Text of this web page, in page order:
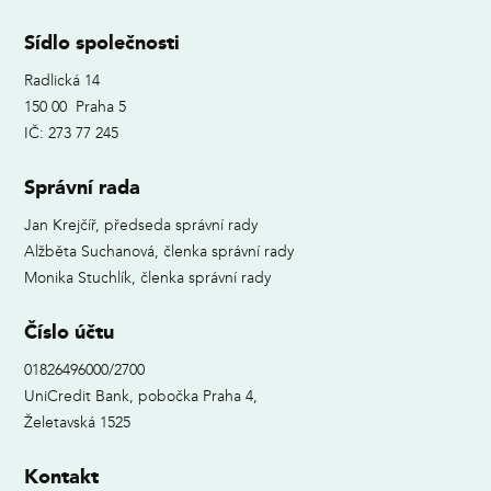
Sídlo společnosti
Radlická 14
150 00 Praha 5
IČ: 273 77 245
Správní rada
Jan Krejčíř, předseda správní rady
Alžběta Suchanová, členka správní rady
Monika Stuchlík, členka správní rady
Číslo účtu
01826496000/2700
UniCredit Bank, pobočka Praha 4,
Želetavská 1525
Kontakt